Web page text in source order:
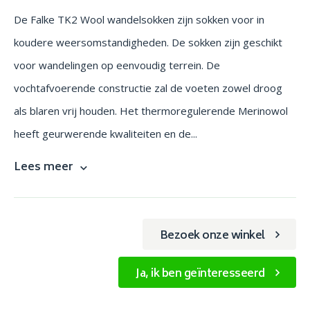
De Falke TK2 Wool wandelsokken zijn sokken voor in
koudere weersomstandigheden. De sokken zijn geschikt
voor wandelingen op eenvoudig terrein. De
vochtafvoerende constructie zal de voeten zowel droog
als blaren vrij houden. Het thermoregulerende Merinowol
heeft geurwerende kwaliteiten en de...
Lees meer
Bezoek onze winkel
Ja, ik ben geïnteresseerd